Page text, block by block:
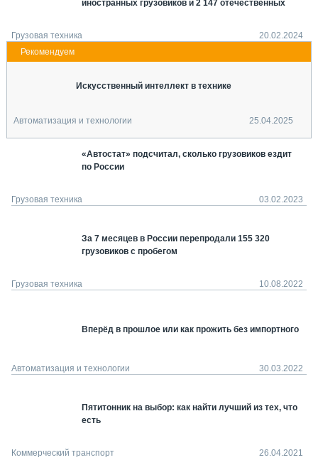
иностранных грузовиков и 2 147 отечественных
Грузовая техника 20.02.2024
Искусственный интеллект в технике
Автоматизация и технологии 25.04.2025
«Автостат» подсчитал, сколько грузовиков ездит
по России
Грузовая техника 03.02.2023
За 7 месяцев в России перепродали 155 320
грузовиков с пробегом
Грузовая техника 10.08.2022
Вперёд в прошлое или как прожить без импортного
Автоматизация и технологии 30.03.2022
Пятитонник на выбор: как найти лучший из тех, что
есть
Коммерческий транспорт 26.04.2021